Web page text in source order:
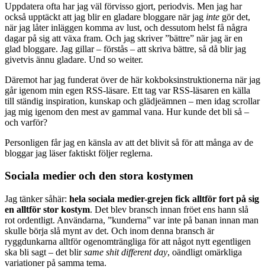
Uppdatera ofta har jag väl förvisso gjort, periodvis. Men jag har
också upptäckt att jag blir en gladare bloggare när jag inte gör det,
när jag låter inläggen komma av lust, och dessutom helst få några
dagar på sig att växa fram. Och jag skriver ”bättre” när jag är en
glad bloggare. Jag gillar – förstås – att skriva bättre, så då blir jag
givetvis ännu gladare. Und so weiter.
Däremot har jag funderat över de här kokboksinstruktionerna när jag
går igenom min egen RSS-läsare. Ett tag var RSS-läsaren en källa
till ständig inspiration, kunskap och glädjeämnen – men idag scrollar
jag mig igenom den mest av gammal vana. Hur kunde det bli så –
och varför?
Personligen får jag en känsla av att det blivit så för att många av de
bloggar jag läser faktiskt följer reglerna.
Sociala medier och den stora kostymen
Jag tänker såhär: hela sociala medier-grejen fick alltför fort på sig
en alltför stor kostym. Det blev bransch innan fröet ens hann slå
rot ordentligt. Användarna, ”kunderna” var inte på banan innan man
skulle börja slå mynt av det. Och inom denna bransch är
ryggdunkarna alltför ogenomträngliga för att något nytt egentligen
ska bli sagt – det blirsame shit different day, oändligt omärkliga
variationer på samma tema.